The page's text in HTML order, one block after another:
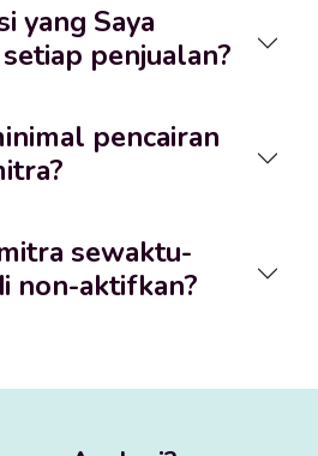
yang Saya
penjualan?
pencairan
sewaktu-
non-aktifkan?